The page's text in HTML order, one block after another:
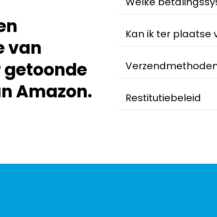
van
getoonde
Amazon.
Kan ik ter plaatse
Restitutiebeleid